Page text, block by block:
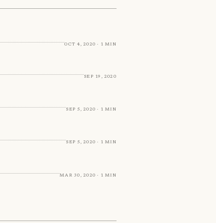
Oct 4, 2020 · 1 min
Sep 19, 2020
Sep 5, 2020 · 1 min
Sep 5, 2020 · 1 min
Mar 30, 2020 · 1 min